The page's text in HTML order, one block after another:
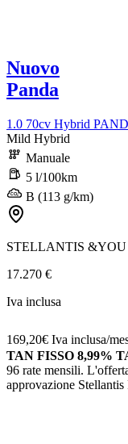
Nuovo
Panda
1.0 70cv Hybrid
Mild Hybrid
Manuale
5 l/100km
B (113 g/km)
STELLANTIS
17.270 €
Iva inclusa
169,20€ Iva inclusa/
TAN FISSO 8,99%
96 rate mensili.
approvazione